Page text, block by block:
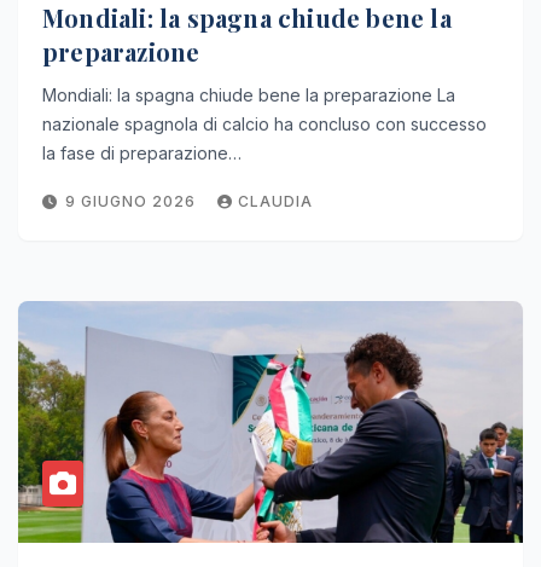
Mondiali: la spagna chiude bene la
preparazione
Mondiali: la spagna chiude bene la preparazione La
nazionale spagnola di calcio ha concluso con successo
la fase di preparazione…
9 GIUGNO 2026 CLAUDIA